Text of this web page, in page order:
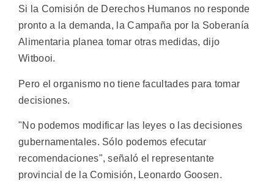
Si la Comisión de Derechos Humanos no responde
pronto a la demanda, la Campaña por la Soberanía
Alimentaria planea tomar otras medidas, dijo
Witbooi.
Pero el organismo no tiene facultades para tomar
decisiones.
"No podemos modificar las leyes o las decisiones
gubernamentales. Sólo podemos efecutar
recomendaciones", señaló el representante
provincial de la Comisión, Leonardo Goosen.